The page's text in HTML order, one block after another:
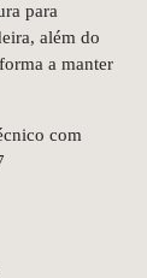
para
além do
a manter
com